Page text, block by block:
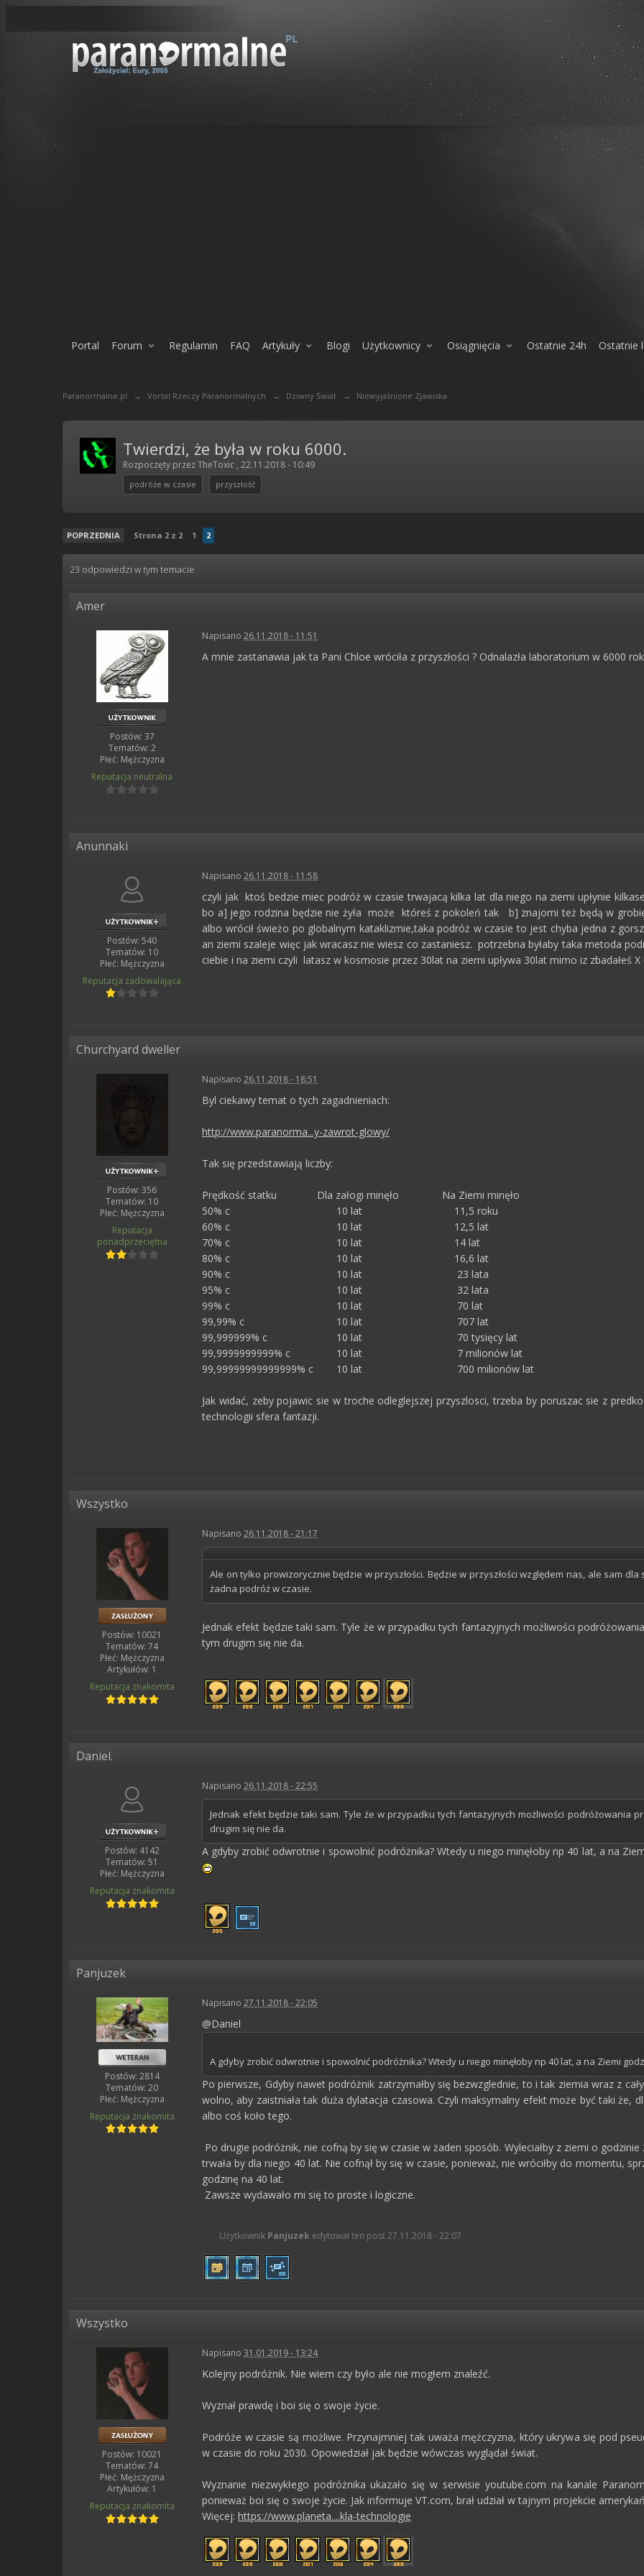
Portal Forum Regulamin FAQ Artykuły Blogi Użytkownicy Osiągnięcia Ostatnie 24h Ostatnie
Paranormalne.pl → Vortal Rzeczy Paranormalnych → Dziwny Świat → Niewyjaśnione Zjawiska
Twierdzi, że była w roku 6000.
Rozpoczęty przezTheToxic ,22.11.2018 - 10:49
podróże w czasie przyszłość
POPRZEDNIA Strona 2 z 2 1 2
23 odpowiedzi w tym temacie
Amer
Postów: 37
Tematów: 2
Płeć: Mężczyzna
Reputacja neutralna
Napisano 26.11.2018 - 11:51
A mnie zastanawia jak ta Pani Chloe wróciła z przyszłości ? Odnalazła laboratorium w 6000
Anunnaki
Postów: 540
Tematów: 10
Płeć: Mężczyzna
Reputacja zadowalająca
Napisano 26.11.2018 - 11:58
czyli jak ktoś bedzie miec podróż w czasie trwajacą kilka lat dla niego na ziemi upłynie
bo a] jego rodzina będzie nie żyła może któreś z pokoleń tak b] znajomi też będą w
albo wrócił świeżo po globalnym kataklizmie,taka podróż w czasie to jest chyba jedna z
an ziemi szaleje więc jak wracasz nie wiesz co zastaniesz. potrzebna byłaby taka metoda
ciebie i na ziemi czyli latasz w kosmosie przez 30lat na ziemi upływa 30lat mimo iz zbadałeś X
Churchyard dweller
Postów: 356
Tematów: 10
Płeć: Mężczyzna
Reputacja
ponadprzeciętna
Napisano 26.11.2018 - 18:51
Byl ciekawy temat o tych zagadnieniach:
http://www.paranorma...y-zawrot-glowy/
Tak się przedstawiają liczby:
Prędkość statku Dla załogi minęło Na Ziemi minęło
50% c 10 lat 11,5 roku
60% c 10 lat 12,5 lat
70% c 10 lat 14 lat
80% c 10 lat 16,6 lat
90% c 10 lat 23 lata
95% c 10 lat 32 lata
99% c 10 lat 70 lat
99,99% c 10 lat 707 lat
99,999999% c 10 lat 70 tysięcy lat
99,9999999999% c 10 lat 7 milionów lat
99,99999999999999% c 10 lat 700 milionów lat
Jak widać, zeby pojawic sie w troche odleglejszej przyszlosci, trzeba by poruszac sie z
technologii sfera fantazji.
Wszystko
Postów: 10021
Tematów: 74
Płeć: Mężczyzna
Artykułów: 1
Reputacja znakomita
Napisano 26.11.2018 - 21:17
Ale on tylko prowizorycznie będzie w przyszłości. Będzie w przyszłości względem nas, ale sam
żadna podróż w czasie.
Jednak efekt będzie taki sam. Tyle że w przypadku tych fantazyjnych możliwości
tym drugim się nie da.
Daniel.
Postów: 4142
Tematów: 51
Płeć: Mężczyzna
Reputacja znakomita
Napisano 26.11.2018 - 22:55
Jednak efekt będzie taki sam. Tyle że w przypadku tych fantazyjnych możliwości podróżowania
drugim się nie da.
A gdyby zrobić odwrotnie i spowolnić podróżnika? Wtedy u niego minęłoby np 40 lat, a na
Panjuzek
Postów: 2814
Tematów: 20
Płeć: Mężczyzna
Reputacja znakomita
Napisano 27.11.2018 - 22:05
@Daniel
A gdyby zrobić odwrotnie i spowolnić podróżnika? Wtedy u niego minęłoby np 40 lat, a na Ziemi
Po pierwsze, Gdyby nawet podróżnik zatrzymałby się bezwzglednie, to i tak ziemia wraz z
wolno, aby zaistniała tak duża dylatacja czasowa. Czyli maksymalny efekt może być taki że,
albo coś koło tego.
Po drugie podróżnik, nie cofną by się w czasie w żaden sposób. Wyleciałby z ziemi o
trwała by dla niego 40 lat. Nie cofnął by się w czasie, ponieważ, nie wróciłby do momentu,
godzinę na 40 lat.
Zawsze wydawało mi się to proste i logiczne.
Użytkownik Panjuzek edytował ten post 27.11.2018 - 22:07
Wszystko
Postów: 10021
Tematów: 74
Płeć: Mężczyzna
Artykułów: 1
Reputacja znakomita
Napisano 31.01.2019 - 13:24
Kolejny podróżnik. Nie wiem czy było ale nie mogłem znaleźć.
Wyznał prawdę i boi się o swoje życie.
Podróże w czasie są możliwe. Przynajmniej tak uważa mężczyzna, który ukrywa się pod
w czasie do roku 2030. Opowiedział jak będzie wówczas wyglądał świat.
Wyznanie niezwykłego podróżnika ukazało się w serwisie youtube.com na kanale
ponieważ boi się o swoje życie. Jak informuje VT.com, brał udział w tajnym projekcie
Więcej: https://www.planeta....kla-technologie